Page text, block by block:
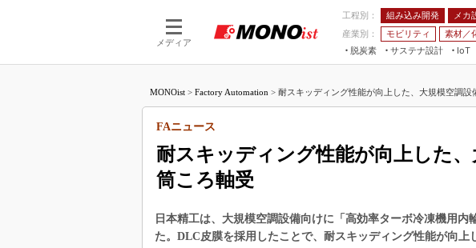
メディア
工程別： 組み込み開発 メカ
産業別：
モビリティ 素材／
脱炭素
サステナ設計
IoT
つながる工場AI×設備保全 JIMTOF
IIFES
MONOist > Factory Automation > 耐スキッディング性能が向上した、大規模空調設
耐スキッディング性能が向上した、
筒ころ軸受
FAニュース
日本精工は、大規模空調設備向けに「高効率ターボ冷凍機用内
た。DLC皮膜を採用したことで、耐スキッディング性能が向上